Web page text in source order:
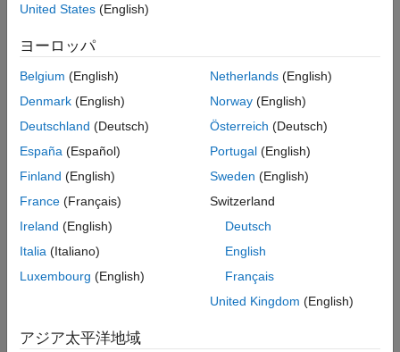
United States (English)
ヨーロッパ
Belgium (English)
Denmark (English)
Deutschland (Deutsch)
España (Español)
Finland (English)
France (Français)
Ireland (English)
Italia (Italiano)
Luxembourg (English)
Netherlands(English)
Norway(English)
Österreich (Deutsch)
Portugal(English)
Sweden (English)
Switzerland
Deutsch
English
Français
United Kingdom (English)
アジア太平洋地域